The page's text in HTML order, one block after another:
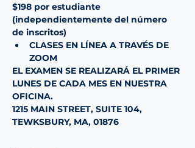
$198 por estudiante
(independientemente del número
de inscritos)
CLASES EN LÍNEA A TRAVÉS DE
ZOOM
EL EXAMEN SE REALIZARÁ EL PRIMER
LUNES DE CADA MES EN NUESTRA
OFICINA.
1215 MAIN STREET, SUITE 104,
TEWKSBURY, MA, 01876